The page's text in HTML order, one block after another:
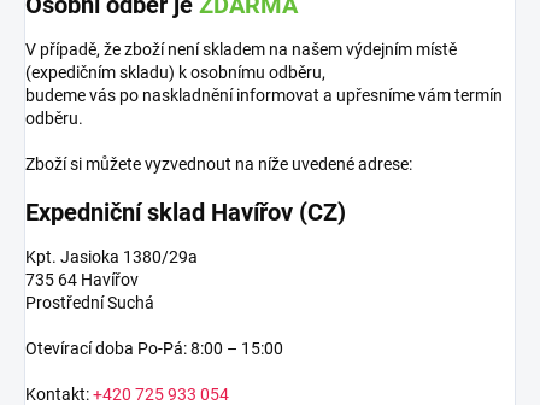
V případě, že zboží není skladem na našem výdejním místě
(expedičním skladu) k osobnímu odběru,
budeme vás po naskladnění informovat a upřesníme vám termín
odběru.
Zboží si můžete vyzvednout na níže uvedené adrese:
Expedniční sklad Havířov (CZ)
Kpt. Jasioka 1380/29a
735 64 Havířov
Prostřední Suchá
Otevírací doba Po-Pá: 8:00 – 15:00
Kontakt:+420 725 933 054